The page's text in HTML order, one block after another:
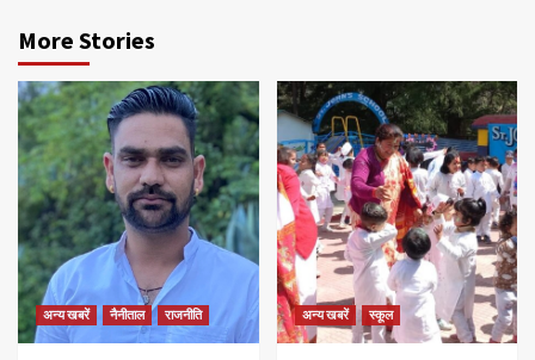
More Stories
अन्य खबरें नैनीताल राजनीति अन्य खबरें स्कूल